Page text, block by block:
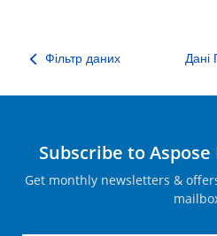
Фільтр даних Дані
Subscribe to
Get monthly newsletters &